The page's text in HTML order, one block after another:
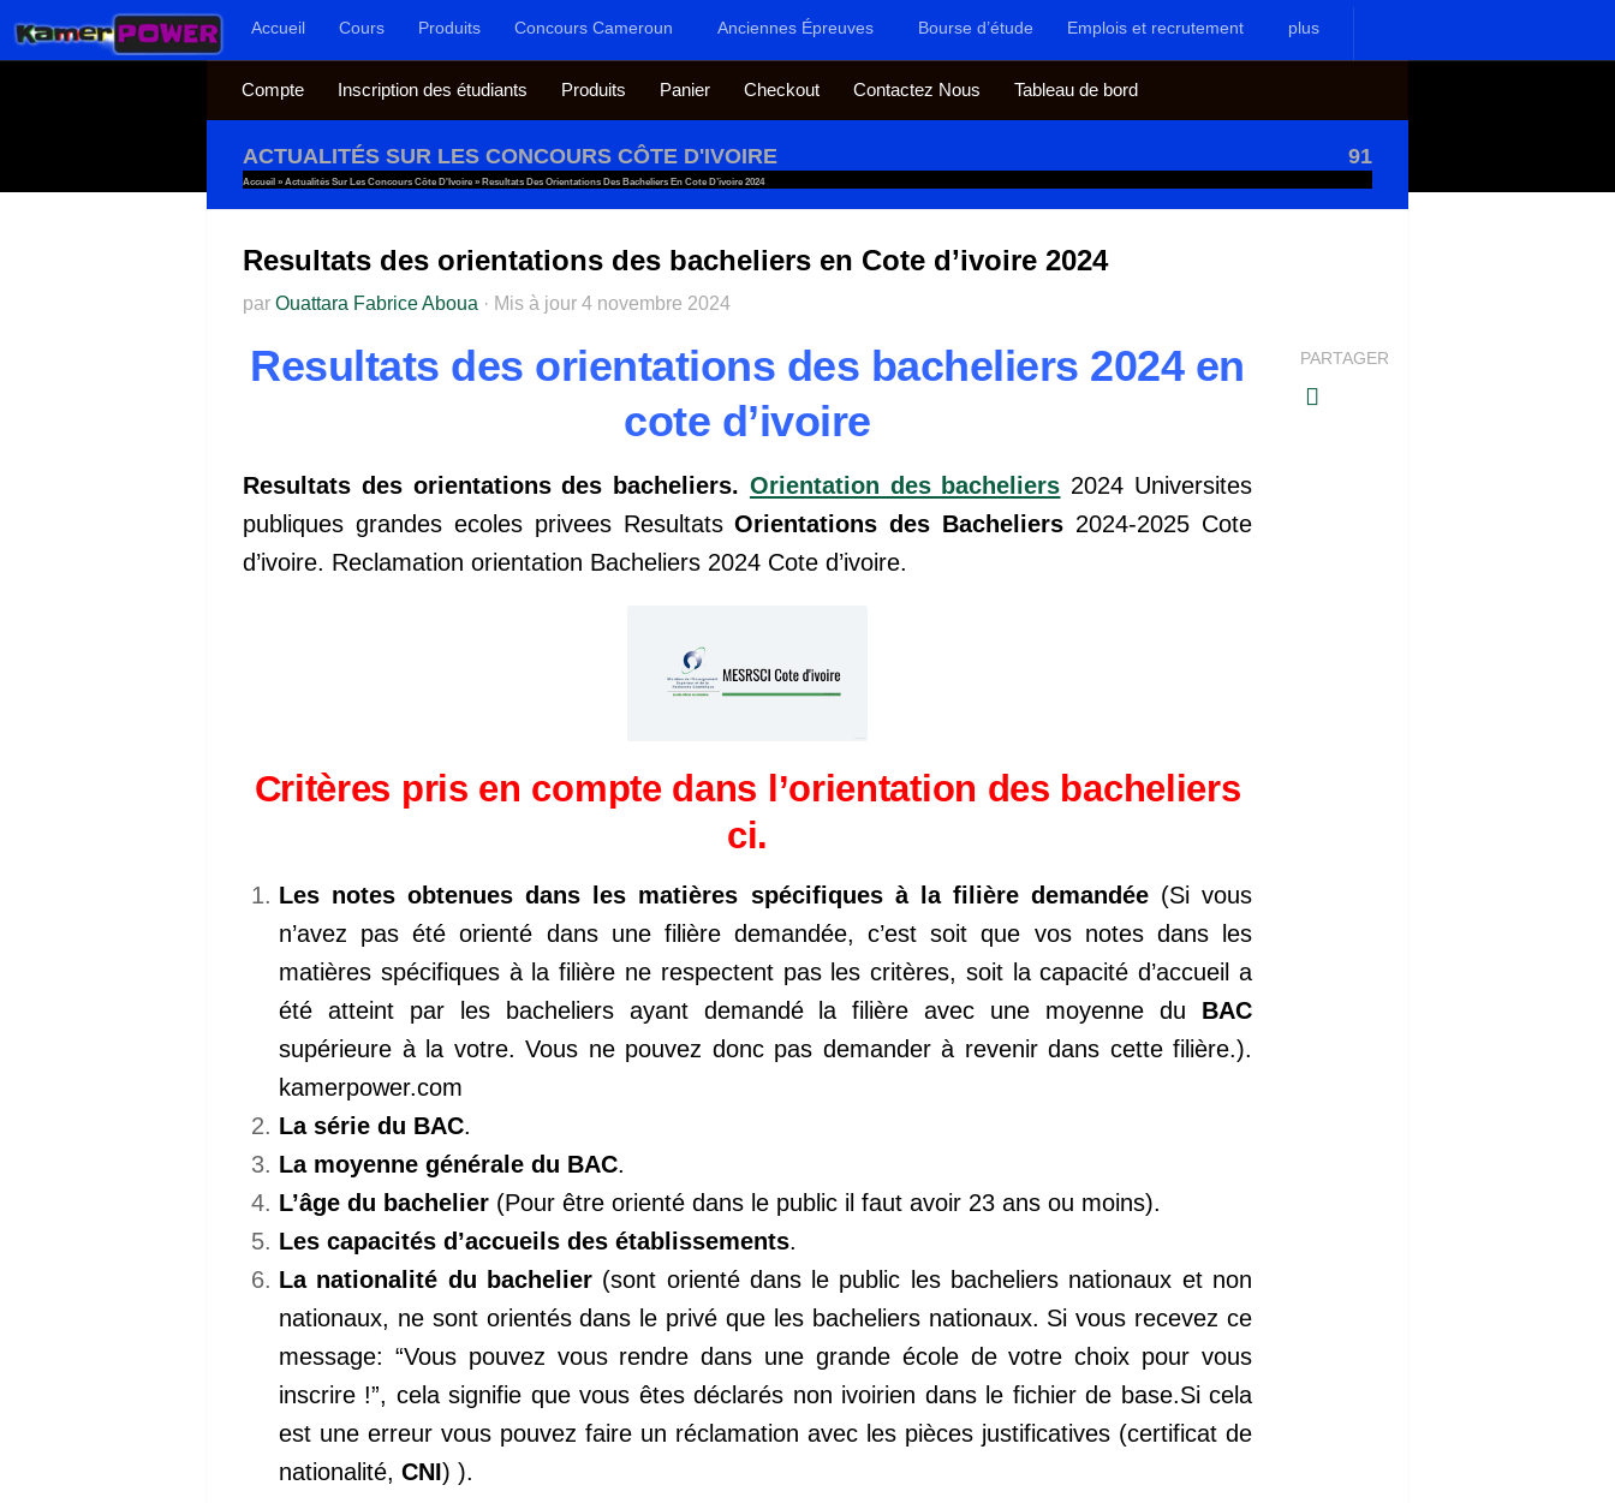
Au dessous du contenuAccueil Cours Produits Concours Cameroun Anciennes Épreuves Bourse d’étude Emplois et recrutement plus
Compte Inscription des étudiants Produits Panier Checkout Contactez Nous Tableau de bord
ACTUALITÉS SUR LES CONCOURS CÔTE D'IVOIRE 91
Accueil » Actualités Sur Les Concours Côte D'Ivoire » Resultats Des Orientations Des Bacheliers En Cote D’ivoire 2024
Resultats des orientations des bacheliers en Cote d’ivoire 2024
par Ouattara Fabrice Aboua · Mis à jour 4 novembre 2024
Resultats des orientations des bacheliers 2024 en
cote d’ivoire
Resultats des orientations des bacheliers. Orientation des bacheliers 2024 Universites
publiques grandes ecoles privees ResultatsOrientations des Bacheliers 2024-2025 Cote
d’ivoire. Reclamation orientation Bacheliers 2024 Cote d’ivoire.
Critères pris en compte dans l’orientation des bacheliers
ci.
Les notes obtenues dans les matières spécifiques à la filière demandée(Si vous
n’avez pas été orienté dans une filière demandée, c’est soit que vos notes dans les
matières spécifiques à la filière ne respectent pas les critères, soit la capacité d’accueil a
été atteint par les bacheliers ayant demandé la filière avec une moyenne du BAC
supérieure à la votre. Vous ne pouvez donc pas demander à revenir dans cette filière.).
kamerpower.com
La série du BAC.
La moyenne générale du BAC.
L’âge du bachelier (Pour être orienté dans le public il faut avoir 23 ans ou moins).
Les capacités d’accueils des établissements.
La nationalité du bachelier(sont orienté dans le public les bacheliers nationaux et non
nationaux, ne sont orientés dans le privé que les bacheliers nationaux. Si vous recevez ce
message: “Vous pouvez vous rendre dans une grande école de votre choix pour vous
inscrire !”, cela signifie que vous êtes déclarés non ivoirien dans le fichier de base.Si cela
est une erreur vous pouvez faire un réclamation avec les pièces justificatives (certificat de
nationalité, CNI) ).
PARTAGER